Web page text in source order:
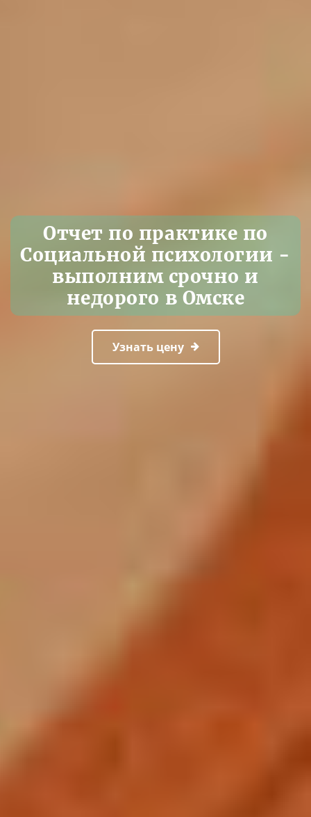
Отчет по практике по
Социальной психологии -
выполним срочно и
недорого в Омске
Узнать цену